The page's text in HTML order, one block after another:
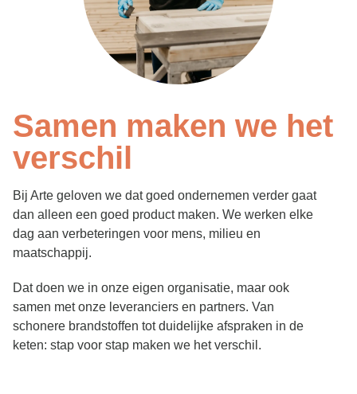
Samen maken we het
verschil
Bij Arte geloven we dat goed ondernemen verder gaat
dan alleen een goed product maken. We werken elke
dag aan verbeteringen voor mens, milieu en
maatschappij.
Dat doen we in onze eigen organisatie, maar ook
samen met onze leveranciers en partners. Van
schonere brandstoffen tot duidelijke afspraken in de
keten: stap voor stap maken we het verschil.